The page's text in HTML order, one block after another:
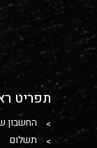
תפריט
החשבון
תשלום